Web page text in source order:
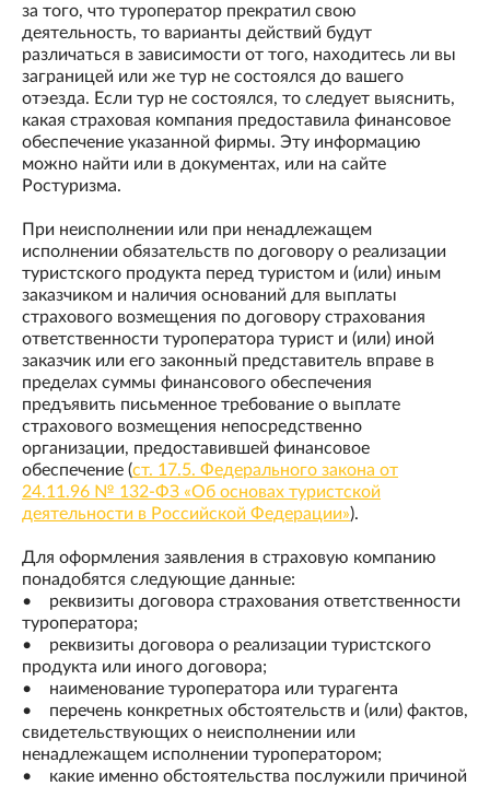
за того, что туроператор прекратил свою
деятельность, то варианты действий будут
различаться в зависимости от того, находитесь ли вы
заграницей или же тур не состоялся до вашего
отэезда. Если тур не состоялся, то следует выяснить,
какая страховая компания предоставила финансовое
обеспечение указанной фирмы. Эту информацию
можно найти или в документах, или на сайте
Ростуризма.
При неисполнении или при ненадлежащем
исполнении обязательств по договору о реализации
туристского продукта перед туристом и (или) иным
заказчиком и наличия оснований для выплаты
страхового возмещения по договору страхования
ответственности туроператора турист и (или) иной
заказчик или его законный представитель вправе в
пределах суммы финансового обеспечения
предъявить письменное требование о выплате
страхового возмещения непосредственно
организации, предоставившей финансовое
обеспечение (ст. 17.5. Федерального закона от
24.11.96 № 132-ФЗ «Об основах туристской
деятельности в Российской Федерации»).
Для оформления заявления в страховую компанию
понадобятся следующие данные:
• реквизиты договора страхования ответственности
туроператора;
• реквизиты договора о реализации туристского
продукта или иного договора;
• наименование туроператора или турагента
• перечень конкретных обстоятельств и (или) фактов,
свидетельствующих о неисполнении или
ненадлежащем исполнении туроператором;
• какие именно обстоятельства послужили причиной